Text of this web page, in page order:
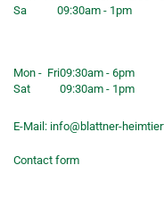
Sa
09:30am - 1pm
Mon - Fri09:30am - 6pm
Sat
09:30am - 1pm
E-Mail: info@blattner-
Contact form